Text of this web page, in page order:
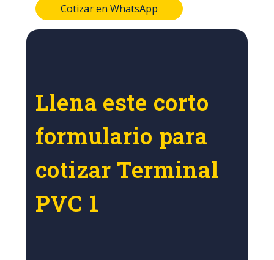
Cotizar en WhatsApp
Llena este corto
formulario para
cotizar Terminal
PVC 1